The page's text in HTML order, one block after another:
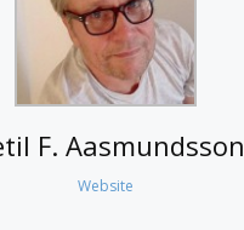
F. Aasmundsson
Website